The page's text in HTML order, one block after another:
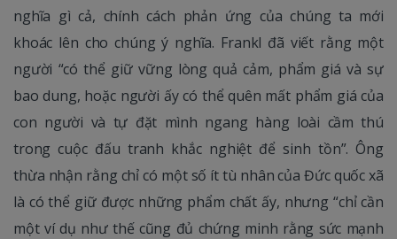
nghĩa gì cả, chính cách phản ứng của chúng ta mới
khoác lên cho chúng ý nghĩa. Frankl đã viết rằng một
người “có thể giữ vững lòng quả cảm, phẩm giá và sự
bao dung, hoặc người ấy có thể quên mất phẩm giá của
con người và tự đặt mình ngang hàng loài cầm thú
trong cuộc đấu tranh khắc nghiệt để sinh tồn”. Ông
thừa nhận rằng chỉ có một số ít tù nhân của Đức quốc xã
là có thể giữ được những phẩm chất ấy, nhưng “chỉ cần
một ví dụ như thế cũng đủ chứng minh rằng sức mạnh